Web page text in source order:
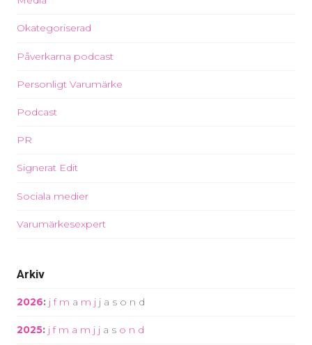
Okategoriserad
Påverkarna podcast
Personligt Varumärke
Podcast
PR
Signerat Edit
Sociala medier
Varumärkesexpert
Arkiv
2026: j f m a m j j a s o n d
2025: j f m a m j j a s o n d